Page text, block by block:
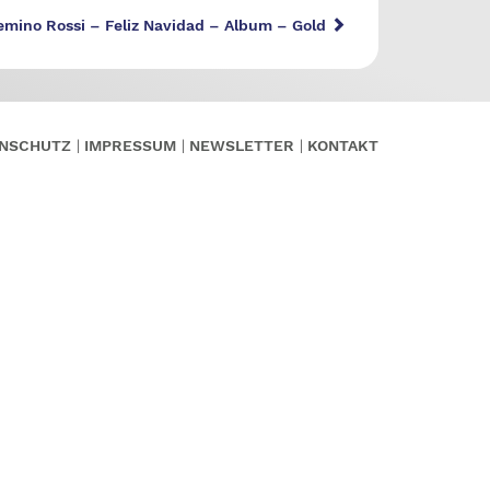
Rossi – Feliz Navidad – Album – Gold
IMPRESSUM NEWSLETTER KONTAKT